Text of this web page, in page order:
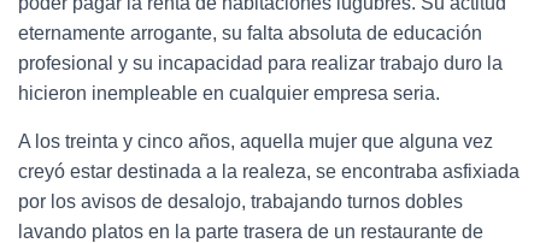
eternamente arrogante, su falta absoluta de educación
profesional y su incapacidad para realizar trabajo duro la
hicieron inempleable en cualquier empresa seria.
A los treinta y cinco años, aquella mujer que alguna vez
creyó estar destinada a la realeza, se encontraba asfixiada
por los avisos de desalojo, trabajando turnos dobles
lavando platos en la parte trasera de un restaurante de